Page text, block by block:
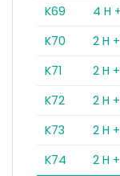
K69
4 H
K70
2 H
K71
2 H
K72
2 H
K73
2 H
K74
2 H